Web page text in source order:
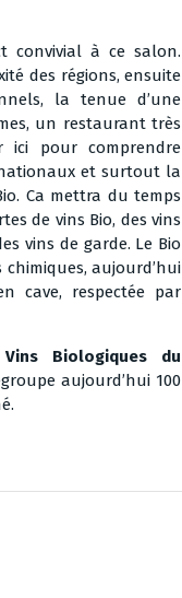
convivial à ce salon.
des régions, ensuite
la tenue d’une
un restaurant très
pour comprendre
et surtout la
Ca mettra du temps
de vins Bio, des vins
vins de garde. Le Bio
aujourd’hui
cave, respectée par
Biologiques du
aujourd’hui 100